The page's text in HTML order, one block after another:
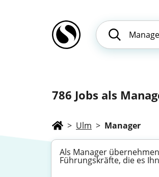
786 Jobs als
> Ulm > Manager
Als Manager
Führungskräfte, die es